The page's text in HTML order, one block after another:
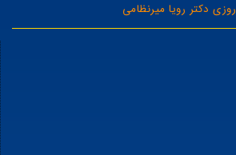
روزی دکتر رویا میرنظامی